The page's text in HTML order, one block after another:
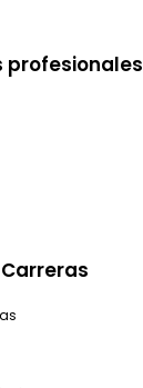
profesionales
Carreras